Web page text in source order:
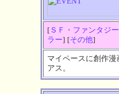
[ＳＦ・ファンタジー
ラー] [その他]
マイペースに創作
アス。